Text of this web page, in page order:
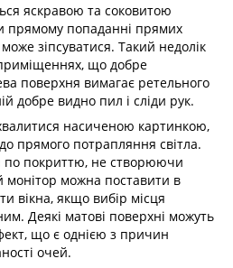
яскравою та соковитою
прямому попаданні прямих
зіпсуватися. Такий недолік
що добре
поверхня вимагає ретельного
добре видно пил і сліди рук.
насиченою картинкою,
прямого потрапляння світла.
по покриттю, не створюючи
монітор можна поставити в
вікна, якщо вибір місця
Деякі матові поверхні можуть
що є однією з причин
очей.